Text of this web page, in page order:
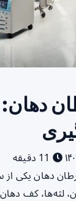
دهان:
دهان یکی از
لثه‌ها، کف